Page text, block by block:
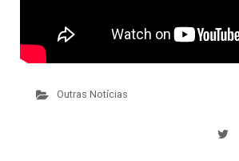
Outras Notícias